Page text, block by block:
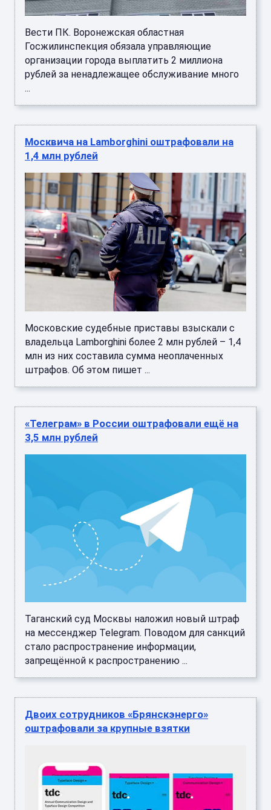
Вести ПК. Воронежская областная
Госжилинспекция обязала управляющие
организации города выплатить 2 миллиона
рублей за ненадлежащее обслуживание много
...
Москвича на Lamborghini оштрафовали на
1,4 млн рублей
Московские судебные приставы взыскали с
владельца Lamborghini более 2 млн рублей – 1,4
млн из них составила сумма неоплаченных
штрафов. Об этом пишет ...
«Телеграм» в России оштрафовали ещё на
3,5 млн рублей
Таганский суд Москвы наложил новый штраф
на мессенджер Telegram. Поводом для санкций
стало распространение информации,
запрещённой к распространению ...
Двоих сотрудников «Брянскэнерго»
оштрафовали за крупные взятки